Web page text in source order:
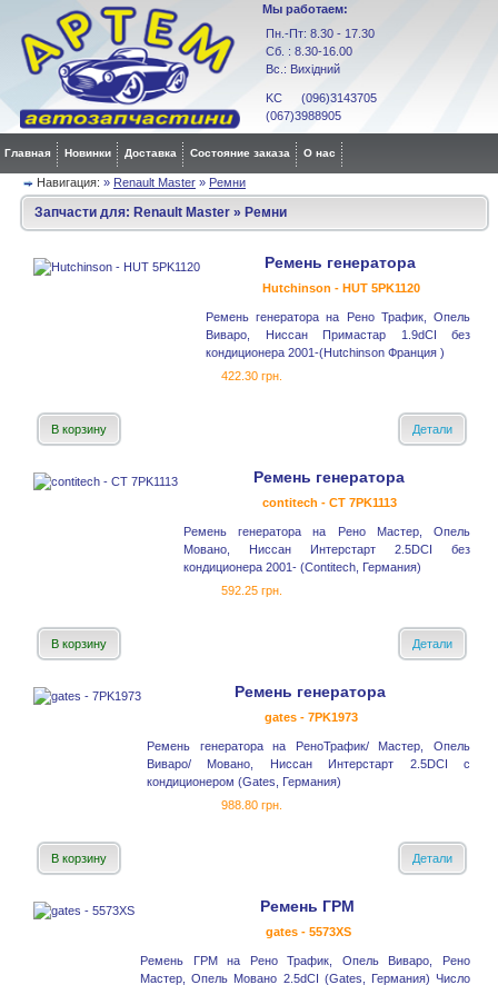
Мы работаем:
Пн.-Пт: 8.30 - 17.30
Сб. : 8.30-16.00
Вс.: Вихідний
KC (096)3143705
(067)3988905
Главная Новинки Доставка Состояние заказа О нас
Навигация: » Renault Master » Ремни
Запчасти для: Renault Master » Ремни
Ремень генератора
Hutchinson - HUT 5PK1120
Ремень генератора на Рено Трафик, Опель
Виваро, Ниссан Примастар 1.9dCI без
кондиционера 2001-(Hutchinson Франция )
422.30 грн.
В корзину Детали
Ремень генератора
contitech - CT 7PK1113
Ремень генератора на Рено Мастер, Опель
Мовано, Ниссан Интерстарт 2.5DCI без
кондиционера 2001- (Contitech, Германия)
592.25 грн.
В корзину Детали
Ремень генератора
gates - 7PK1973
Ремень генератора на РеноТрафик/ Мастер, Опель
Виваро/ Мовано, Ниссан Интерстарт 2.5DCI с
кондиционером (Gates, Германия)
988.80 грн.
В корзину Детали
Ремень ГРМ
gates - 5573XS
Ремень ГРМ на Рено Трафик, Опель Виваро, Рено
Мастер, Опель Мовано 2.5dCI (Gates, Германия) Число